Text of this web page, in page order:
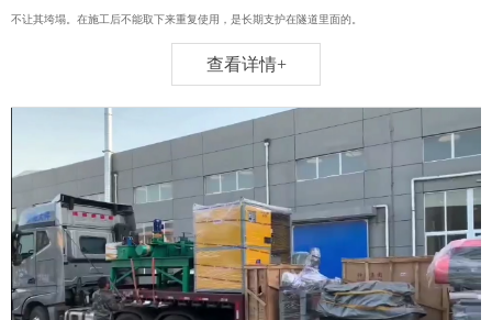
不让其垮塌。在施工后不能取下来重复使用，是长期支护在隧道里面的。
查看详情+